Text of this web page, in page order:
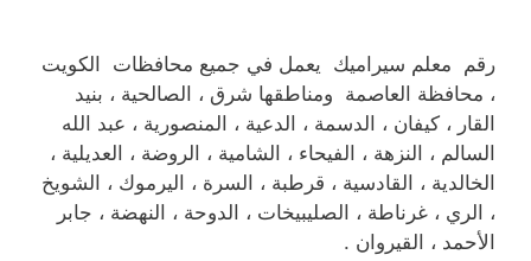
رقم معلم سيراميك يعمل في جميع محافظات الكويت
، محافظة العاصمة ومناطقها شرق ، الصالحية ، بنيد
القار ، كيفان ، الدسمة ، الدعية ، المنصورية ، عبد الله
السالم ، النزهة ، الفيحاء ، الشامية ، الروضة ، العديلية ،
الخالدية ، القادسية ، قرطبة ، السرة ، اليرموك ، الشويخ
، الري ، غرناطة ، الصليبيخات ، الدوحة ، النهضة ، جابر
الأحمد ، القيروان .